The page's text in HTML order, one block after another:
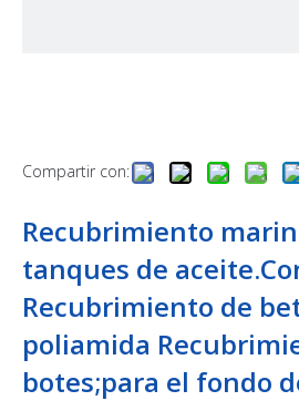
Compartir con:
Recubrimiento
tanques de
Recubrimiento de
poliamida
botes;para el fondo